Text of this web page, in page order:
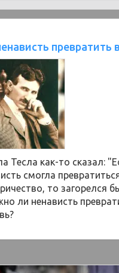
превратить
Тесла как-то сказал:
смогла
то загорелся
ли ненависть